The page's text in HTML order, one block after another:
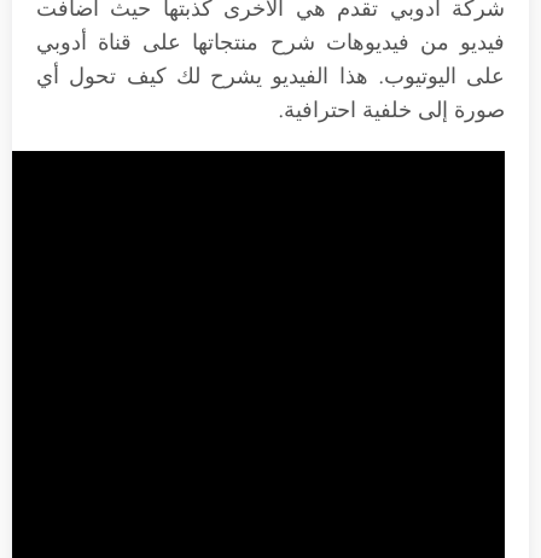
شركة أدوبي تقدم هي الأخرى كذبتها حيث أضافت
فيديو من فيديوهات شرح منتجاتها على قناة أدوبي
على اليوتيوب. هذا الفيديو يشرح لك كيف تحول أي
صورة إلى خلفية احترافية.